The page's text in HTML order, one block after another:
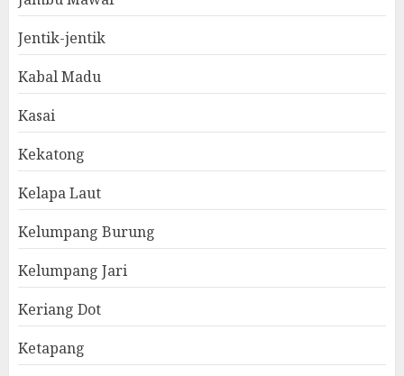
Jentik-jentik
Kabal Madu
Kasai
Kekatong
Kelapa Laut
Kelumpang Burung
Kelumpang Jari
Keriang Dot
Ketapang